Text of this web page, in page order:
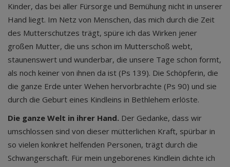
Kinder, das bei aller Fürsorge und Bemühung nicht in unserer
Hand liegt. Im Netz von Menschen, das mich durch die Zeit
des Mutterschutzes trägt, spüre ich das Wirken jener
großen Mutter, die uns schon im Mutterschoß webt,
staunenswert und wunderbar, die unsere Tage schon formt,
als noch keiner von ihnen da ist (Ps 139). Die Schöpferin, die
die ganze Erde unter Wehen hervorbrachte (Ps 90) und sie
durch die Geburt eines Kindleins in Bethlehem erlöste.
Die ganze Welt in ihrer Hand. Der Gedanke, dass wir
umschlossen sind von dieser mütterlichen Kraft, spürbar in
so vielen konkret helfenden Personen, trägt durch die
Schwangerschaft. Für mein ungeborenes Kindlein dichte ich